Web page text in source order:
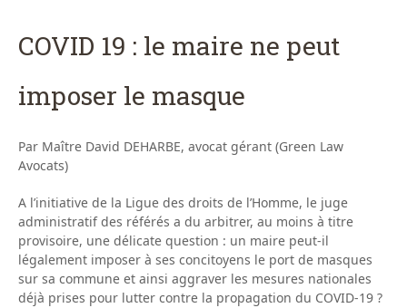
COVID 19 : le maire ne peut
imposer le masque
Par Maître David DEHARBE, avocat gérant (Green Law
Avocats)
A l’initiative de la Ligue des droits de l’Homme, le juge
administratif des référés a du arbitrer, au moins à titre
provisoire, une délicate question : un maire peut-il
légalement imposer à ses concitoyens le port de masques
sur sa commune et ainsi aggraver les mesures nationales
déjà prises pour lutter contre la propagation du COVID-19 ?